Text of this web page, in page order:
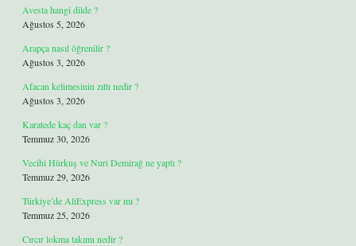
Avesta hangi dilde ?
Ağustos 5, 2026
Arapça nasıl öğrenilir ?
Ağustos 3, 2026
Afacan kelimesinin zıttı nedir ?
Ağustos 3, 2026
Karatede kaç dan var ?
Temmuz 30, 2026
Vecihi Hürkuş ve Nuri Demirağ ne yaptı ?
Temmuz 29, 2026
Türkiye’de AliExpress var mı ?
Temmuz 25, 2026
Cırcır lokma takımı nedir ?